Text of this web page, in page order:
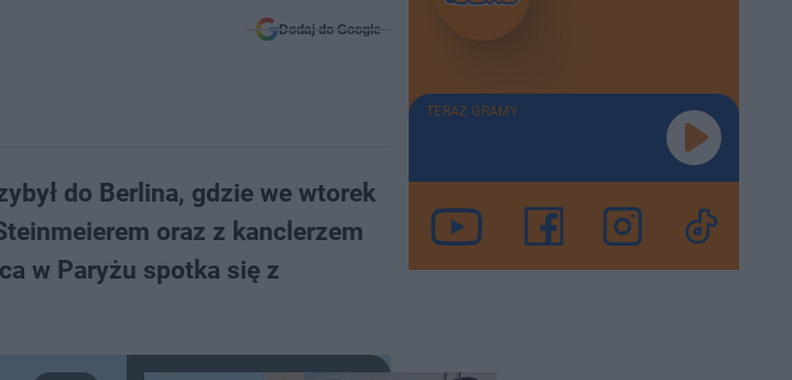
Dodaj do Google
do Berlina, gdzie we wtorek
oraz z kanclerzem
w Paryżu spotka się z
TERAZ GRAMY